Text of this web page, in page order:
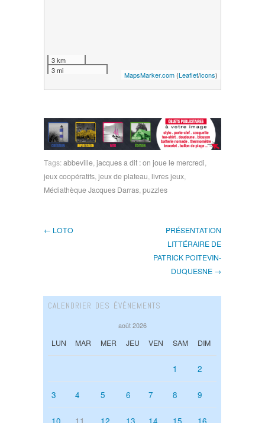
3 km
3 mi
MapsMarker.com (Leaflet/icons)
Tags:abbeville,jacques a dit : on joue le mercredi,
jeux coopératifs,jeux de plateau, livres jeux,
Médiathèque Jacques Darras,puzzles
← LOTO
PRÉSENTATION
LITTÉRAIRE DE
PATRICK POITEVIN-
DUQUESNE →
CALENDRIER DES ÉVÉNEMENTS
août 2026
LUN MAR MER JEU VEN SAM DIM
1 2
3 4 5 6 7 8 9